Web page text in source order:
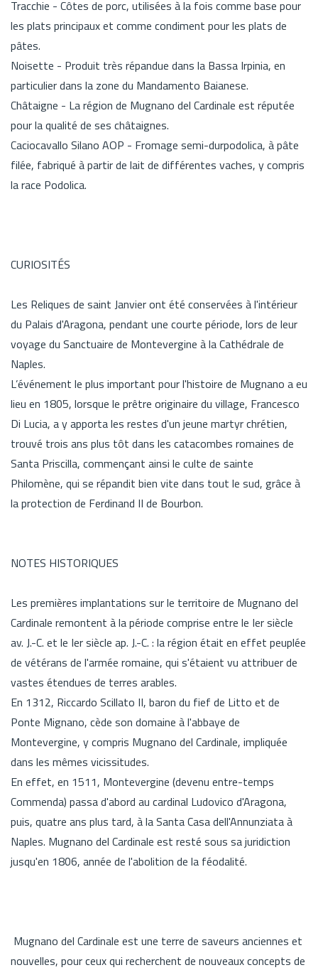
Tracchie - Côtes de porc, utilisées à la fois comme base pour
les plats principaux et comme condiment pour les plats de
pâtes.
Noisette - Produit très répandue dans la Bassa Irpinia, en
particulier dans la zone du Mandamento Baianese.
Châtaigne - La région de Mugnano del Cardinale est réputée
pour la qualité de ses châtaignes.
Caciocavallo Silano AOP - Fromage semi-durpodolica, à pâte
filée, fabriqué à partir de lait de différentes vaches, y compris
la race Podolica.
CURIOSITÉS
Les Reliques de saint Janvier ont été conservées à l'intérieur
du Palais d'Aragona, pendant une courte période, lors de leur
voyage du Sanctuaire de Montevergine à la Cathédrale de
Naples.
L’événement le plus important pour l'histoire de Mugnano a eu
lieu en 1805, lorsque le prêtre originaire du village, Francesco
Di Lucia, a y apporta les restes d'un jeune martyr chrétien,
trouvé trois ans plus tôt dans les catacombes romaines de
Santa Priscilla, commençant ainsi le culte de sainte
Philomène, qui se répandit bien vite dans tout le sud, grâce à
la protection de Ferdinand II de Bourbon.
NOTES HISTORIQUES
Les premières implantations sur le territoire de Mugnano del
Cardinale remontent à la période comprise entre le Ier siècle
av. J.-C. et le Ier siècle ap. J.-C. : la région était en effet peuplée
de vétérans de l'armée romaine, qui s'étaient vu attribuer de
vastes étendues de terres arables.
En 1312, Riccardo Scillato II, baron du fief de Litto et de
Ponte Mignano, cède son domaine à l'abbaye de
Montevergine, y compris Mugnano del Cardinale, impliquée
dans les mêmes vicissitudes.
En effet, en 1511, Montevergine (devenu entre-temps
Commenda) passa d'abord au cardinal Ludovico d'Aragona,
puis, quatre ans plus tard, à la Santa Casa dell'Annunziata à
Naples. Mugnano del Cardinale est resté sous sa juridiction
jusqu'en 1806, année de l'abolition de la féodalité.
Mugnano del Cardinale est une terre de saveurs anciennes et
nouvelles, pour ceux qui recherchent de nouveaux concepts de